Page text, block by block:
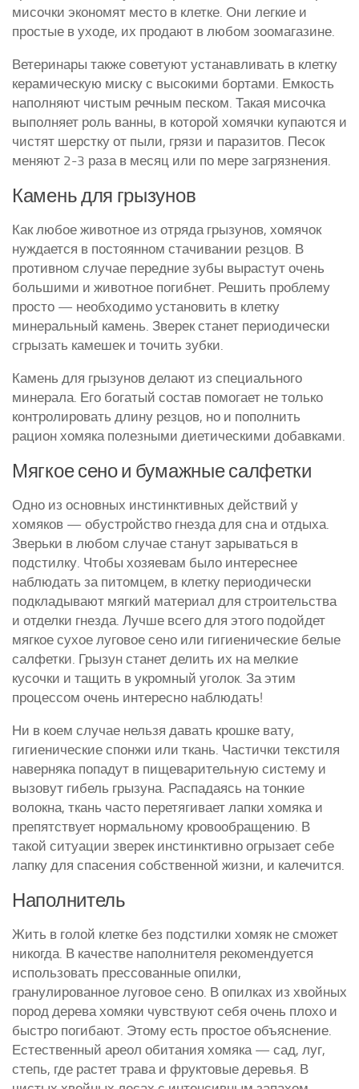
мисочки экономят место в клетке. Они легкие и
простые в уходе, их продают в любом зоомагазине.
Ветеринары также советуют устанавливать в клетку
керамическую миску с высокими бортами. Емкость
наполняют чистым речным песком. Такая мисочка
выполняет роль ванны, в которой хомячки купаются и
чистят шерстку от пыли, грязи и паразитов. Песок
меняют 2-3 раза в месяц или по мере загрязнения.
Камень для грызунов
Как любое животное из отряда грызунов, хомячок
нуждается в постоянном стачивании резцов. В
противном случае передние зубы вырастут очень
большими и животное погибнет. Решить проблему
просто — необходимо установить в клетку
минеральный камень. Зверек станет периодически
сгрызать камешек и точить зубки.
Камень для грызунов делают из специального
минерала. Его богатый состав помогает не только
контролировать длину резцов, но и пополнить
рацион хомяка полезными диетическими добавками.
Мягкое сено и бумажные салфетки
Одно из основных инстинктивных действий у
хомяков — обустройство гнезда для сна и отдыха.
Зверьки в любом случае станут зарываться в
подстилку. Чтобы хозяевам было интереснее
наблюдать за питомцем, в клетку периодически
подкладывают мягкий материал для строительства
и отделки гнезда. Лучше всего для этого подойдет
мягкое сухое луговое сено или гигиенические белые
салфетки. Грызун станет делить их на мелкие
кусочки и тащить в укромный уголок. За этим
процессом очень интересно наблюдать!
Ни в коем случае нельзя давать крошке вату,
гигиенические спонжи или ткань. Частички текстиля
наверняка попадут в пищеварительную систему и
вызовут гибель грызуна. Распадаясь на тонкие
волокна, ткань часто перетягивает лапки хомяка и
препятствует нормальному кровообращению. В
такой ситуации зверек инстинктивно огрызает себе
лапку для спасения собственной жизни, и калечится.
Наполнитель
Жить в голой клетке без подстилки хомяк не сможет
никогда. В качестве наполнителя рекомендуется
использовать прессованные опилки,
гранулированное луговое сено. В опилках из хвойных
пород дерева хомяки чувствуют себя очень плохо и
быстро погибают. Этому есть простое объяснение.
Естественный ареол обитания хомяка — сад, луг,
степь, где растет трава и фруктовые деревья. В